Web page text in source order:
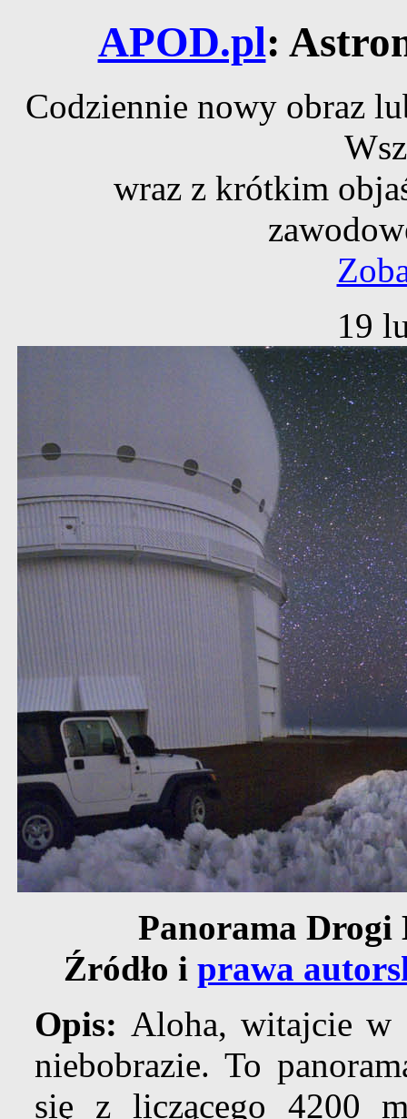
APOD.pl:
Codziennie nowy obraz
wraz z krótkim
19
Panorama Drogi
Źródło i prawa
Opis: Aloha, witajcie w
niebobrazie. To
się z liczącego 4200